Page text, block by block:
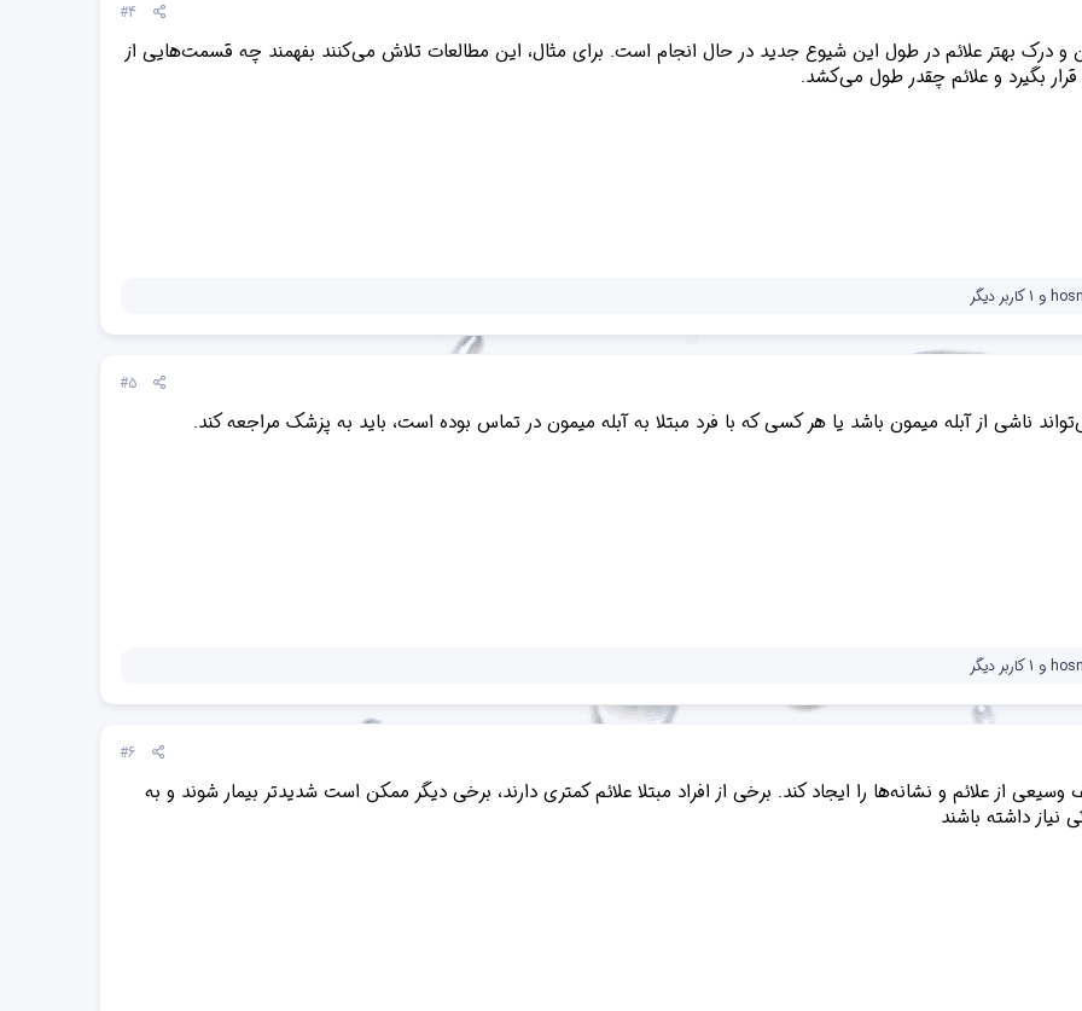
#4
و درک بهتر علائم در طول این شیوع جدید در حال انجام است. برای مثال، این مطالعات تلاش می‌کنند بفهمند چه قسمت‌هایی از
بگیرد و علائم چقدر طول می‌کشد.
و 1 کاربر دیگر
#5
ناشی از آبله میمون باشد یا هر کسی که با فرد مبتلا به آبله میمون در تماس بوده است، باید به پزشک مراجعه کند.
و 1 کاربر دیگر
#6
از علائم و نشانه‌ها را ایجاد کند. برخی از افراد مبتلا علائم کمتری دارند، برخی دیگر ممکن است شدیدتر بیمار شوند و به
نیاز داشته باشند